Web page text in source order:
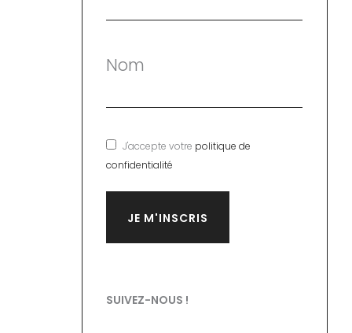
Nom
J'accepte votre politique de
confidentialité
SUIVEZ-NOUS !